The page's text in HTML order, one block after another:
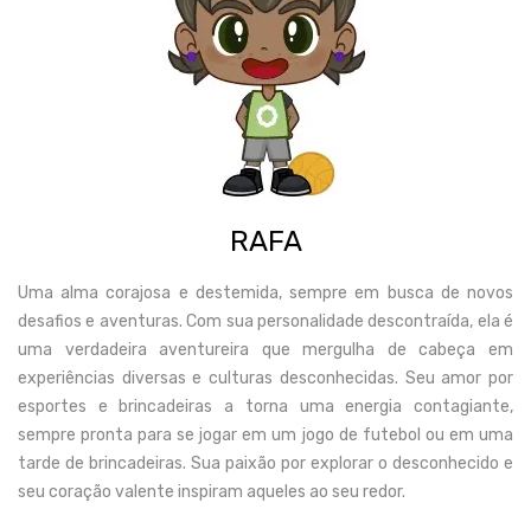
RAFA
Uma alma corajosa e destemida, sempre em busca de novos
desafios e aventuras. Com sua personalidade descontraída, ela é
uma verdadeira aventureira que mergulha de cabeça em
experiências diversas e culturas desconhecidas. Seu amor por
esportes e brincadeiras a torna uma energia contagiante,
sempre pronta para se jogar em um jogo de futebol ou em uma
tarde de brincadeiras. Sua paixão por explorar o desconhecido e
seu coração valente inspiram aqueles ao seu redor.